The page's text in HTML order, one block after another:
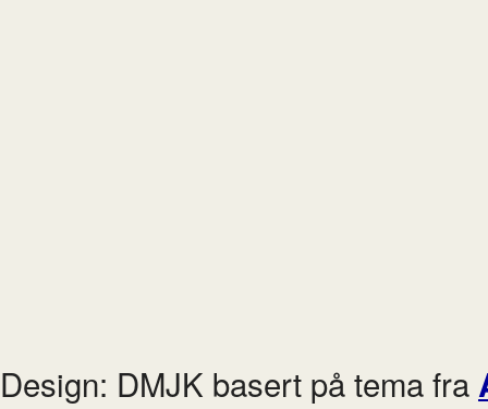
Design: DMJK basert på tema fra